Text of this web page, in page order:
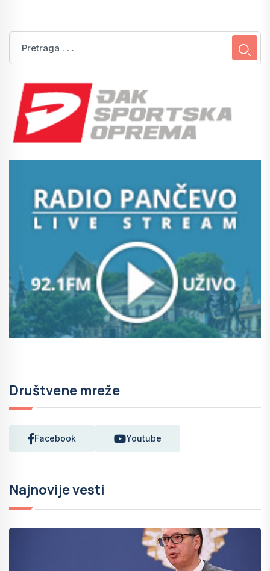
Društvene mreže
Facebook Youtube
Najnovije vesti